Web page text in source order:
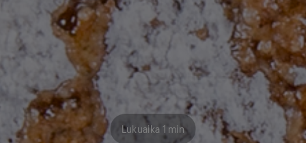
Lukuaika 1 min